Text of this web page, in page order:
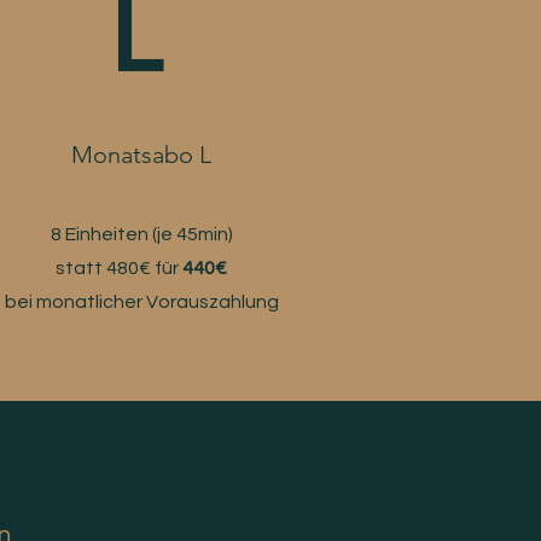
L
Monatsabo L
8 Einheiten (je 45min)
statt 480€ für440€
bei monatlicher Vorauszahlung